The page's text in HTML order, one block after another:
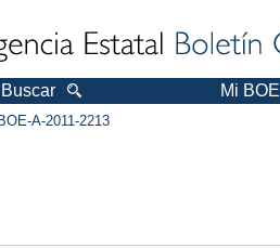
Buscar Mi BOE
A-2011-2213